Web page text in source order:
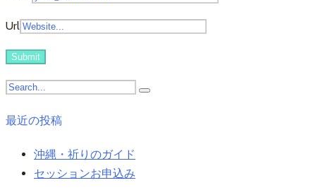
Url
最近の投稿
沖縄・祈りのガイド
セッションお申込み